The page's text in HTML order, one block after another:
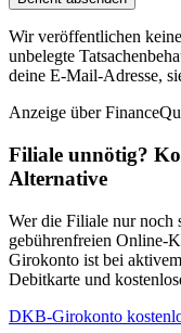
Wir veröffentlichen
unbelegte
deine E-Mail-Adresse,
Anzeige über
Filiale unnötig?
Alternative
Wer die Filiale nur noch
gebührenfreien Online-
Girokonto ist bei
Debitkarte und
DKB-Girokonto